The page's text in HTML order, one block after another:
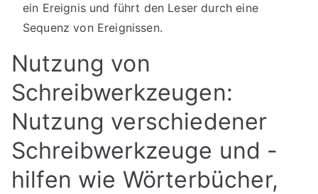
ein Ereignis und führt den Leser durch eine
Sequenz von Ereignissen.
Nutzung von
Schreibwerkzeugen:
Nutzung verschiedener
Schreibwerkzeuge und -
hilfen wie Wörterbücher,